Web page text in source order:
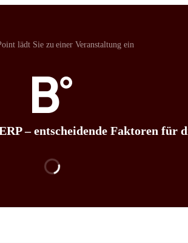
lädt Sie zu einer Veranstaltung ein
– entscheidende Faktoren für